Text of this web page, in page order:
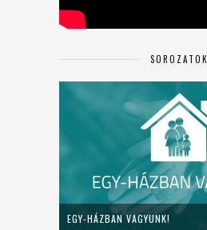
SOROZATOK
EGY-HÁZBAN VAGYUNK!